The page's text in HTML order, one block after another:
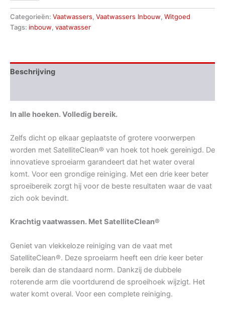
Categorieën: Vaatwassers, Vaatwassers Inbouw, Witgoed
Tags: inbouw, vaatwasser
Beschrijving
In alle hoeken. Volledig bereik.
Zelfs dicht op elkaar geplaatste of grotere voorwerpen
worden met SatelliteClean® van hoek tot hoek gereinigd. De
innovatieve sproeiarm garandeert dat het water overal
komt. Voor een grondige reiniging. Met een drie keer beter
sproeibereik zorgt hij voor de beste resultaten waar de vaat
zich ook bevindt.
Krachtig vaatwassen. Met SatelliteClean®
Geniet van vlekkeloze reiniging van de vaat met
SatelliteClean®. Deze sproeiarm heeft een drie keer beter
bereik dan de standaard norm. Dankzij de dubbele
roterende arm die voortdurend de sproeihoek wijzigt. Het
water komt overal. Voor een complete reiniging.